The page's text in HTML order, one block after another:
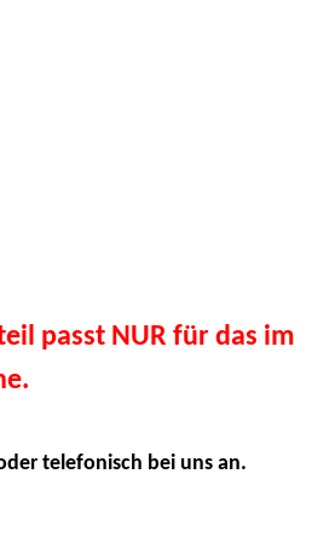
passt NUR für das im
telefonisch bei uns an.